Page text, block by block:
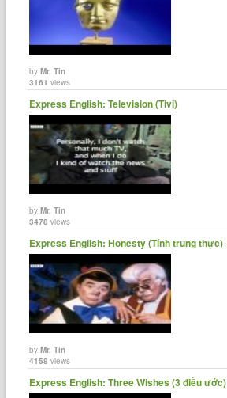
byMr. Tin
3161 views
Express English: Television (Tivi)
byMr. Tin
3478 views
Express English: Honesty (Tính trung thực)
byMr. Tin
4158 views
Express English: Three Wishes (3 điều ước)